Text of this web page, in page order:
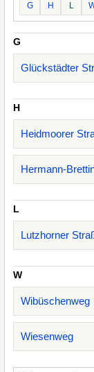
G H L
G
Glückstädter
H
Heidmoorer
Hermann-
L
Lutzhorner
W
Wibüschenweg
Wiesenweg